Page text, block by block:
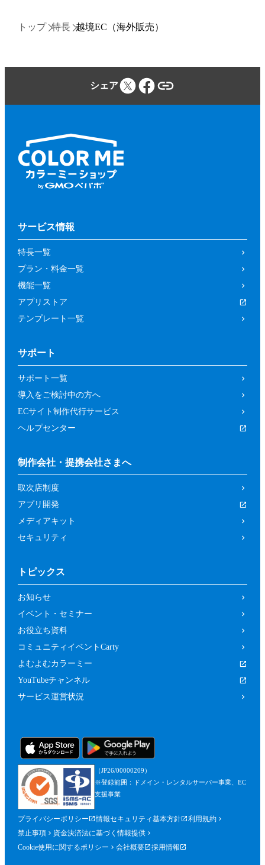
トップ 特長 越境EC（海外販売）
シェア
サービス情報
特長一覧
プラン・料金一覧
機能一覧
アプリストア
テンプレート一覧
サポート
サポート一覧
導入をご検討中の方へ
ECサイト制作代行サービス
ヘルプセンター
制作会社・提携会社さまへ
取次店制度
アプリ開発
メディアキット
セキュリティ
トピックス
お知らせ
イベント・セミナー
お役立ち資料
コミュニティイベントCarty
よむよむカラーミー
YouTubeチャンネル
サービス運営状況
（JP26/00000209）
※登録範囲：ドメイン・レンタルサーバー事業、EC
支援事業
プライバシーポリシー 情報セキュリティ基本方針
利用規約
禁止事項
資金決済法に基づく情報提供
Cookie使用に関するポリシー
会社概要 採用情報